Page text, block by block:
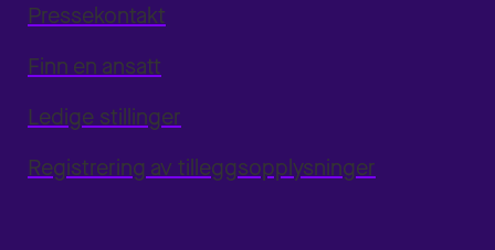
Pressekontakt
Finn en ansatt
Ledige stillinger
Registrering av tilleggsopplysninger